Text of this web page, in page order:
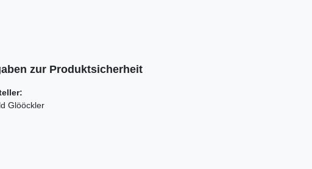
zur Produktsicherheit
Glööckler